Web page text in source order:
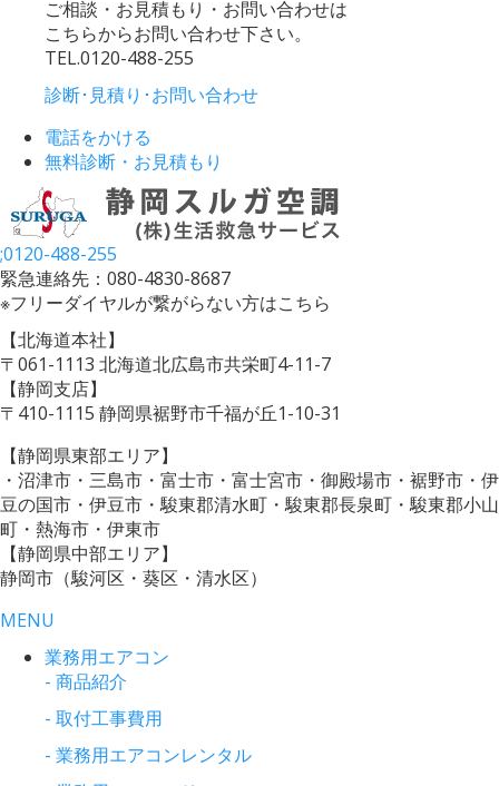
ご相談・お見積もり・お問い合わせは
こちらからお問い合わせ下さい。
TEL.0120-488-255
診断･見積り･お問い合わせ
電話をかける
無料診断・お見積もり
;0120-488-255
緊急連絡先：080-4830-8687
※フリーダイヤルが繋がらない方はこちら
【北海道本社】
〒061-1113 北海道北広島市共栄町4-11-7
【静岡支店】
〒410-1115 静岡県裾野市千福が丘1-10-31
【静岡県東部エリア】
・沼津市・三島市・富士市・富士宮市・御殿場市・裾野市・伊
豆の国市・伊豆市・駿東郡清水町・駿東郡長泉町・駿東郡小山
町・熱海市・伊東市
【静岡県中部エリア】
静岡市（駿河区・葵区・清水区）
MENU
業務用エアコン
- 商品紹介
- 取付工事費用
- 業務用エアコンレンタル